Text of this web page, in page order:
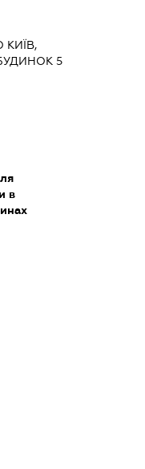
КИЇВ,
5
в